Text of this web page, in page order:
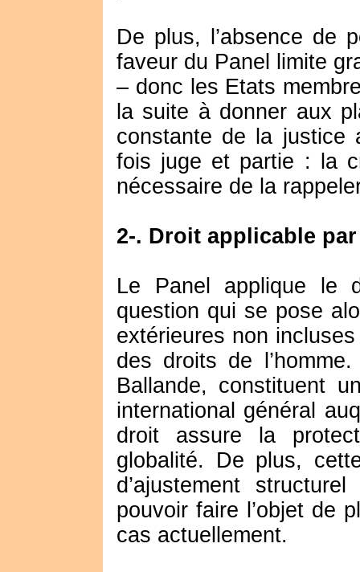
De plus, l’absence de
faveur du Panel limite
– donc les Etats
la suite à donner aux
constante de la justice
fois juge et partie : la
nécessaire de la
2-. Droit applicable
Le Panel applique le
question qui se pose
extérieures non
des droits de
Ballande, constituent
international général
droit assure la
globalité. De plus,
d’ajustement
pouvoir faire l’objet de
cas actuellement.